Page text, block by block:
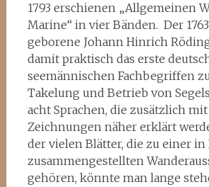
1793 erschienen „Allgemeinen
Marine“ in vier Bänden. Der
geborene Johann Hinrich
damit praktisch das erste
seemännischen Fachbegriffen
Takelung und Betrieb von
acht Sprachen, die zusätzlich
Zeichnungen näher erklärt
der vielen Blätter, die zu einer in
zusammengestellten
gehören, könnte man lange